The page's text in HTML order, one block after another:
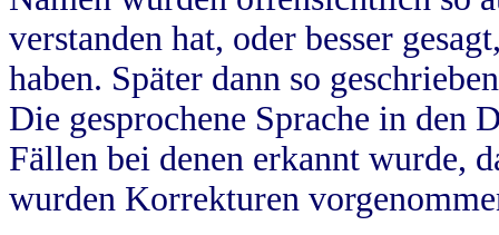
verstanden hat, oder besser
haben. Später dann so
Die gesprochene Sprache in
Fällen bei denen erkannt wurde,
wurden Korrekturen